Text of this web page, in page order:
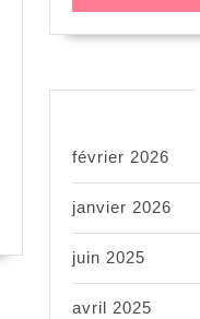
février 2026
janvier 2026
juin 2025
avril 2025